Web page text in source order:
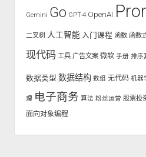
Gemini Go GPT-4 OpenAI
二叉树 人工智能 入门课程 函数 函数
现代码 工具 广告文案 微软 手册 排序
数据类型 数据结构 数组 无代码 机器
理 电子商务 算法 粉丝运营 股票投
面向对象编程